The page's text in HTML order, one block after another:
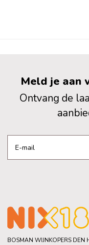
Meld je aan
Ontvang de
BOSMAN WIJNKOPERS DEN